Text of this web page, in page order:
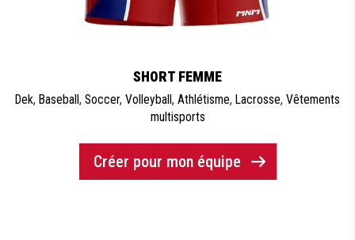
SHORT FEMME
Dek, Baseball, Soccer, Volleyball, Athlétisme, Lacrosse, Vêtements
multisports
Créer pour mon équipe